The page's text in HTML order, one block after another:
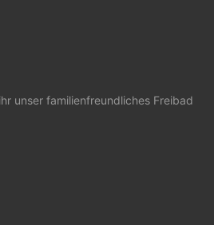
unser familienfreundliches Freibad